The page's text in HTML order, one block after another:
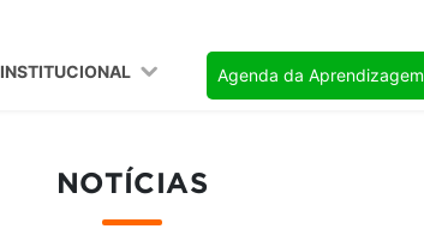
INSTITUCIONAL Agenda da Aprendizagem
NOTÍCIAS